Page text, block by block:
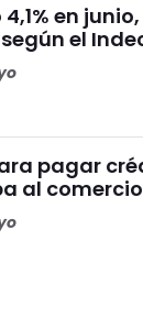
en
el
pagar
al